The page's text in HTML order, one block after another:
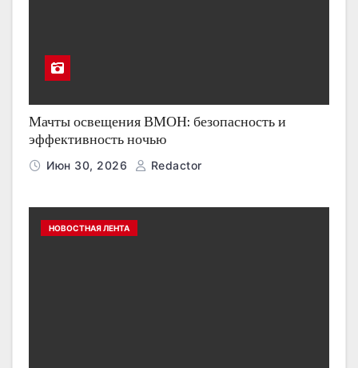
Мачты освещения ВМОН: безопасность и
эффективность ночью
Июн 30, 2026 Redactor
НОВОСТНАЯ ЛЕНТА